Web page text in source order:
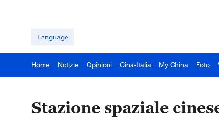
Language
Home Notizie Opinioni Cina-Italia My China Foto
Stazione spaziale